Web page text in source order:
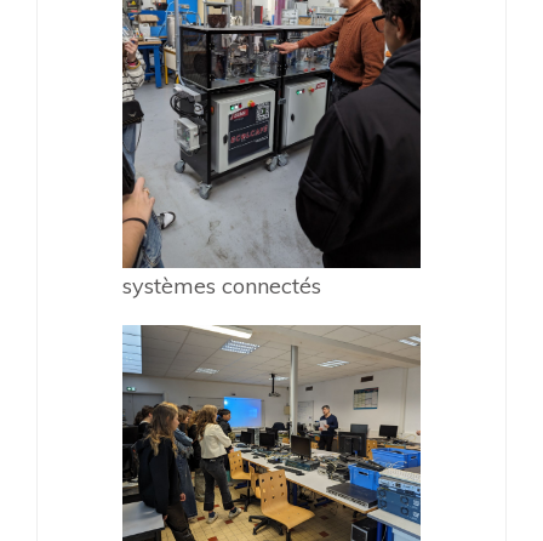
systèmes connectés